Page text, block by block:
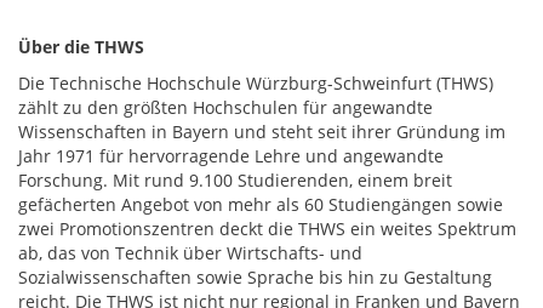
Über die THWS
Die Technische Hochschule Würzburg-Schweinfurt (THWS)
zählt zu den größten Hochschulen für angewandte
Wissenschaften in Bayern und steht seit ihrer Gründung im
Jahr 1971 für hervorragende Lehre und angewandte
Forschung. Mit rund 9.100 Studierenden, einem breit
gefächerten Angebot von mehr als 60 Studiengängen sowie
zwei Promotionszentren deckt die THWS ein weites Spektrum
ab, das von Technik über Wirtschafts- und
Sozialwissenschaften sowie Sprache bis hin zu Gestaltung
reicht. Die THWS ist nicht nur regional in Franken und Bayern